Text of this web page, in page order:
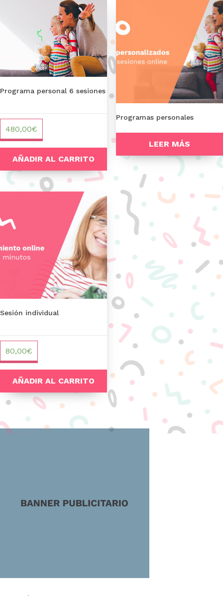
Programa personal 6 sesiones
480,00€
AÑADIR AL CARRITO
Programas personales
LEER MÁS
Sesión individual
80,00€
AÑADIR AL CARRITO